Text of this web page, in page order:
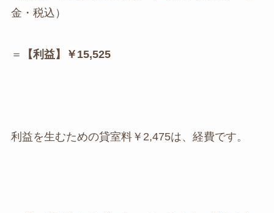
金・税込）
＝ 【利益】￥15,525
利益を生むための貸室料￥2,475は、経費です。